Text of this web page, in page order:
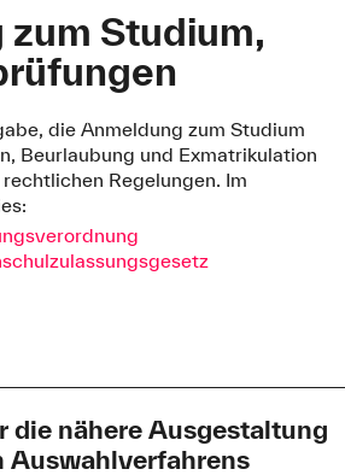
zum Studium,
die Anmeldung zum Studium
Beurlaubung und Exmatrikulation
Regelungen. Im
die nähere Ausgestaltung
Auswahlverfahrens